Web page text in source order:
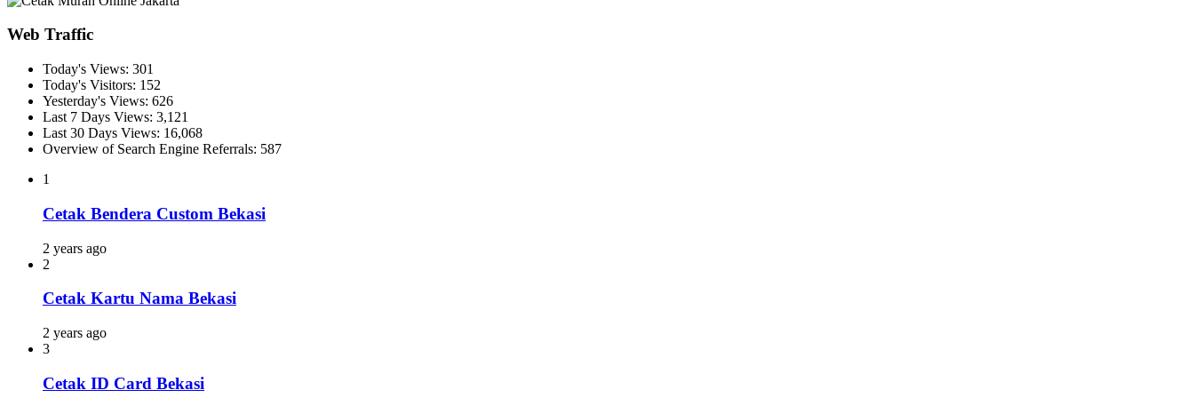
Web Traffic
Today's Views: 301
Today's Visitors: 152
Yesterday's Views: 626
Last 7 Days Views: 3,121
Last 30 Days Views: 16,068
Overview of Search Engine Referrals: 587
1
Cetak Bendera Custom Bekasi
2 years ago
2
Cetak Kartu Nama Bekasi
2 years ago
3
Cetak ID Card Bekasi